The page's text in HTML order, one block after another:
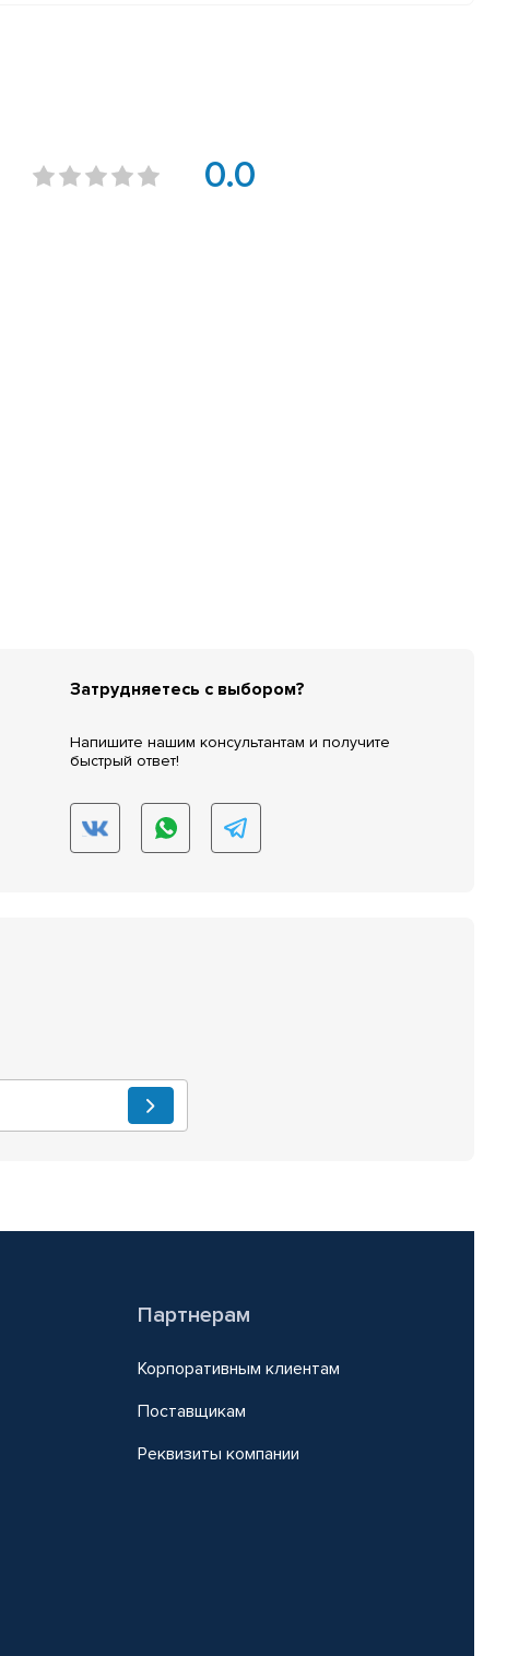
0.0
Затрудняетесь с выбором?
Напишите нашим консультантам и получите
быстрый ответ!
Партнерам
Корпоративным клиентам
Поставщикам
Реквизиты компании